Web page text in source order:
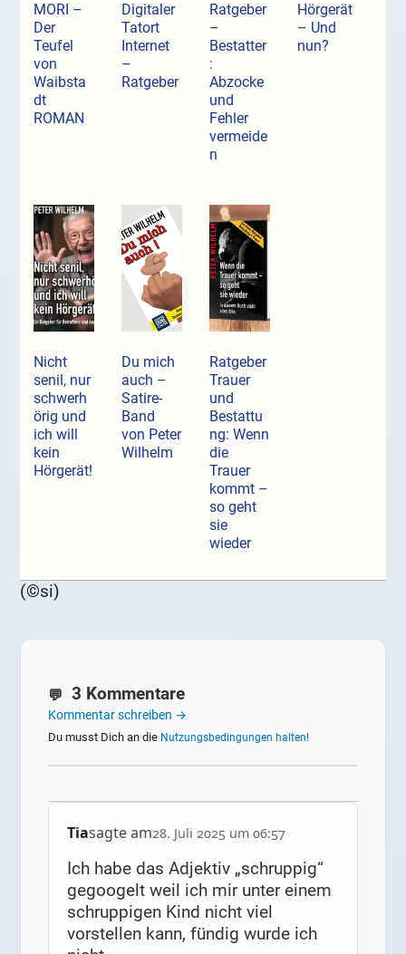
MORI –
Der
Teufel
von
Waibsta
dt
ROMAN
Digitaler
Tatort
Internet
–
Ratgeber
Ratgeber
–
Bestatter
:
Abzocke
und
Fehler
vermeide
n
Hörgerät
– Und
nun?
Nicht
senil, nur
schwerh
örig und
ich will
kein
Hörgerät!
Du mich
auch –
Satire-
Band
von Peter
Wilhelm
Ratgeber
Trauer
und
Bestattu
ng: Wenn
die
Trauer
kommt –
so geht
sie
wieder
(©si)
3 Kommentare
Kommentar schreiben →
Du musst Dich an die Nutzungsbedingungen halten!
Tiasagte am28. Juli 2025 um 06:57
Ich habe das Adjektiv „schruppig“
gegoogelt weil ich mir unter einem
schruppigen Kind nicht viel
vorstellen kann, fündig wurde ich